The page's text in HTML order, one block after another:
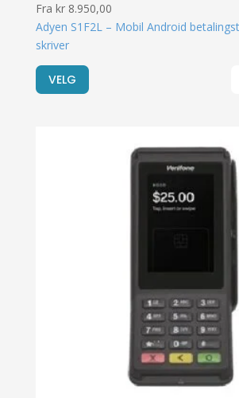
Fra kr8.950,00
Adyen S1F2L – Mobil Android
skriver
VELG